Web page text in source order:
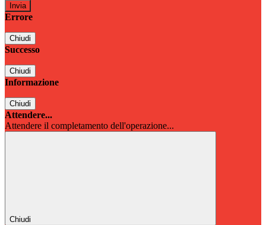
Errore
Chiudi
Successo
Chiudi
Informazione
Chiudi
Attendere...
Attendere il completamento dell'operazione...
Chiudi